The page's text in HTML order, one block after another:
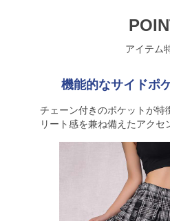
アイテム
機能的なサイドポ
チェーン付きのポケットが特
リート感を兼ね備えたアクセ